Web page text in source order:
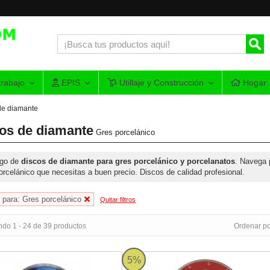
EPIS Utillaje y Construcción Hogar
diamante
de diamante Gres porcelánico
de discos de diamante para gres porcelánico y porcelanatos .
que necesitas a buen precio. Discos de calidad profesional.
para: Gres porcelánico Quitar filtros
1 - 24 de 39 productos Ordenar
Rubi Material Duro Turbo Viper TVA SUPERPRO
5%
Disco Diamante Rubi Gres